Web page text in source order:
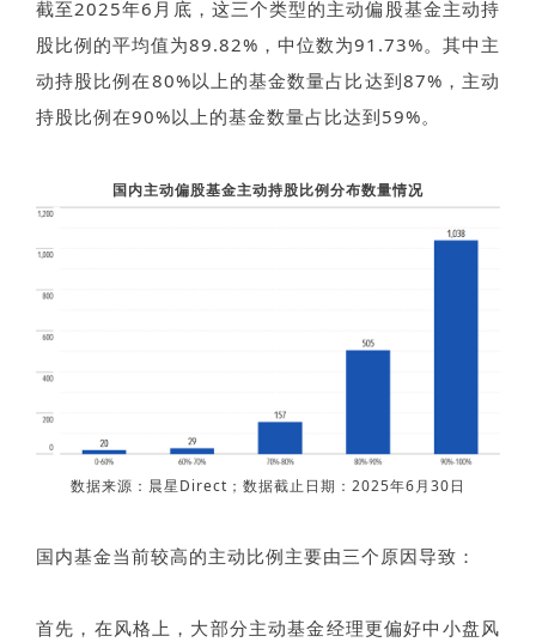
截至2025年6月底，这三个类型的主动偏股基金主动持
股比例的平均值为89.82%，中位数为91.73%。其中主
动持股比例在80%以上的基金数量占比达到87%，主动
持股比例在90%以上的基金数量占比达到59%。
国内主动偏股基金主动持股比例分布数量情况
数据来源：晨星Direct；数据截止日期：2025年6月30日
国内基金当前较高的主动比例主要由三个原因导致：
首先，在风格上，大部分主动基金经理更偏好中小盘风